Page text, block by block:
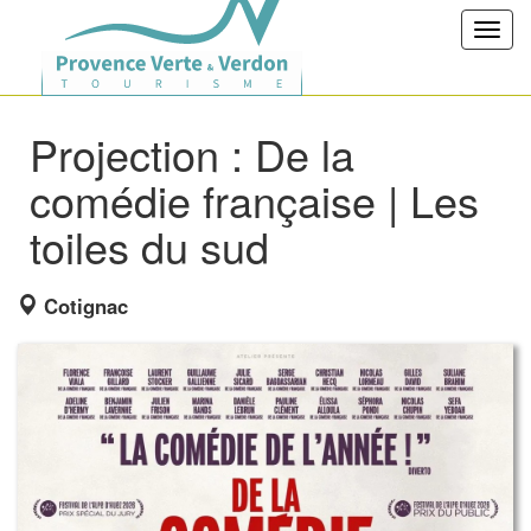
Projection : De la
comédie française | Les
toiles du sud
Cotignac